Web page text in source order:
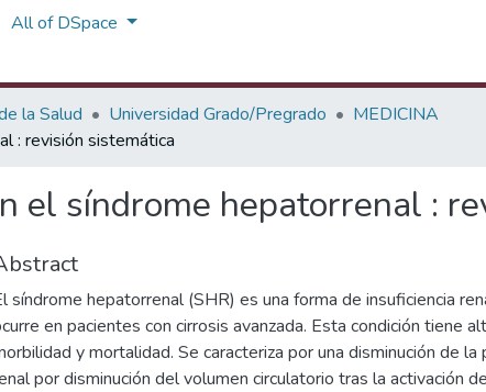
All of DSpace
la Salud Universidad Grado/Pregrado
MEDICINA
: revisión sistemática
el síndrome hepatorrenal :
síndrome hepatorrenal (SHR) es una forma de insuficiencia
en pacientes con cirrosis avanzada. Esta condición tiene
y mortalidad. Se caracteriza por una disminución de la
por disminución del volumen circulatorio tras la activación